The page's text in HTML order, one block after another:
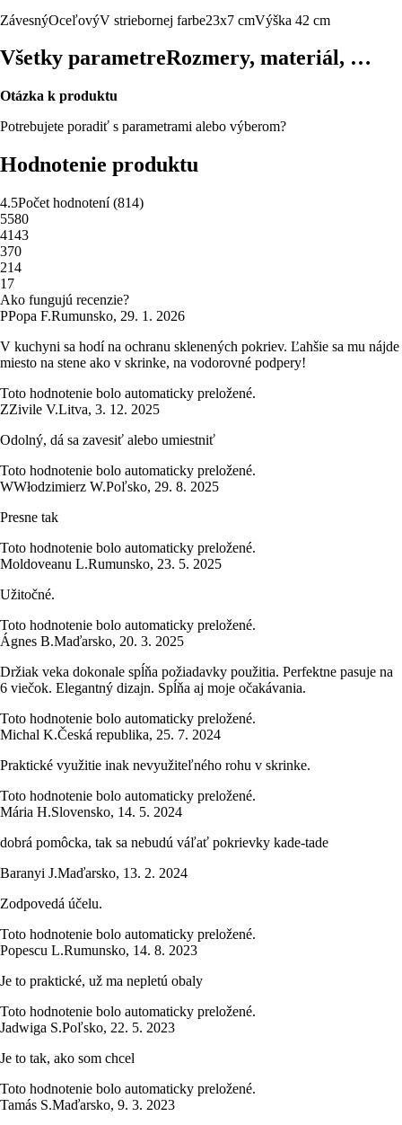
ZávesnýOceľovýV striebornej farbe23x7 cmVýška 42 cm
Všetky parametreRozmery, materiál, …
Otázka k produktu
Potrebujete poradiť s parametrami alebo výberom?
Hodnotenie produktu
4.5Počet hodnotení(814)
5580
4143
370
214
1 7
Ako fungujú recenzie?
PPopa F.Rumunsko, 29. 1. 2026
V kuchyni sa hodí na ochranu sklenených pokriev. Ľahšie sa mu nájde
miesto na stene ako v skrinke, na vodorovné podpery!
Toto hodnotenie bolo automaticky preložené.
ZZivile V.Litva, 3. 12. 2025
Odolný, dá sa zavesiť alebo umiestniť
Toto hodnotenie bolo automaticky preložené.
WWłodzimierz W.Poľsko, 29. 8. 2025
Presne tak
Toto hodnotenie bolo automaticky preložené.
Moldoveanu L.Rumunsko, 23. 5. 2025
Užitočné.
Toto hodnotenie bolo automaticky preložené.
Ágnes B.Maďarsko, 20. 3. 2025
Držiak veka dokonale spĺňa požiadavky použitia. Perfektne pasuje na
6 viečok. Elegantný dizajn. Spĺňa aj moje očakávania.
Toto hodnotenie bolo automaticky preložené.
Michal K.Česká republika, 25. 7. 2024
Praktické využitie inak nevyužiteľného rohu v skrinke.
Toto hodnotenie bolo automaticky preložené.
Mária H.Slovensko, 14. 5. 2024
dobrá pomôcka, tak sa nebudú váľať pokrievky kade-tade
Baranyi J.Maďarsko, 13. 2. 2024
Zodpovedá účelu.
Toto hodnotenie bolo automaticky preložené.
Popescu L.Rumunsko, 14. 8. 2023
Je to praktické, už ma nepletú obaly
Toto hodnotenie bolo automaticky preložené.
Jadwiga S.Poľsko, 22. 5. 2023
Je to tak, ako som chcel
Toto hodnotenie bolo automaticky preložené.
Tamás S.Maďarsko, 9. 3. 2023